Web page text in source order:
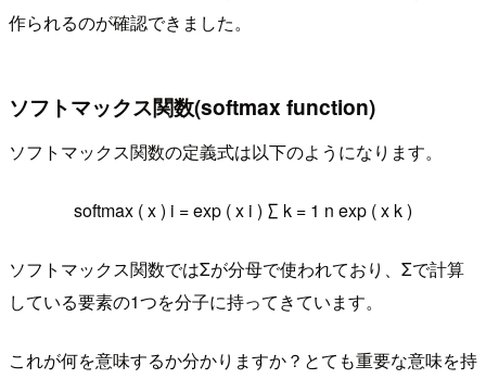
作られるのが確認できました。
ソフトマックス関数(softmax function)
ソフトマックス関数の定義式は以下のようになります。
softmax (x) i =exp (x i ) ∑ k = 1 n exp (x k)
ソフトマックス関数ではΣが分母で使われており、Σで計算
している要素の1つを分子に持ってきています。
これが何を意味するか分かりますか？とても重要な意味を持